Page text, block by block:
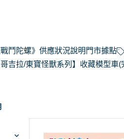
戰鬥陀螺》供應狀況說明 門市據點
哥吉拉/東寶怪獸系列】 收藏模型車(
BBR